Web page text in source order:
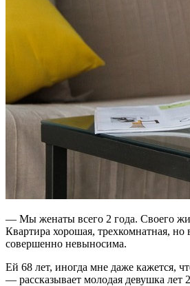
— Мы женаты всего 2 года. Своего
Квартира хорошая, трехкомнатная, но
совершенно невыносима.
Ей 68 лет, иногда мне даже кажется,
— рассказывает молодая девушка лет